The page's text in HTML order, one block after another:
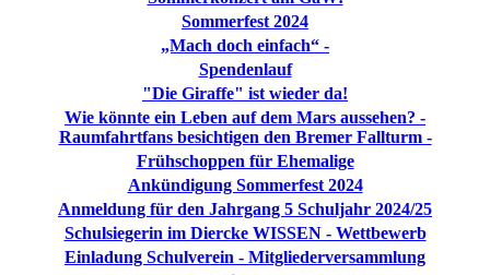
Sommerfest 2024
„Mach doch einfach“ -
Spendenlauf
"Die Giraffe" ist wieder da!
Wie könnte ein Leben auf dem Mars aussehen? -
Raumfahrtfans besichtigen den Bremer Fallturm -
Frühschoppen für Ehemalige
Ankündigung Sommerfest 2024
Anmeldung für den Jahrgang 5 Schuljahr 2024/25
Schulsiegerin im Diercke WISSEN - Wettbewerb
Einladung Schulverein - Mitgliederversammlung